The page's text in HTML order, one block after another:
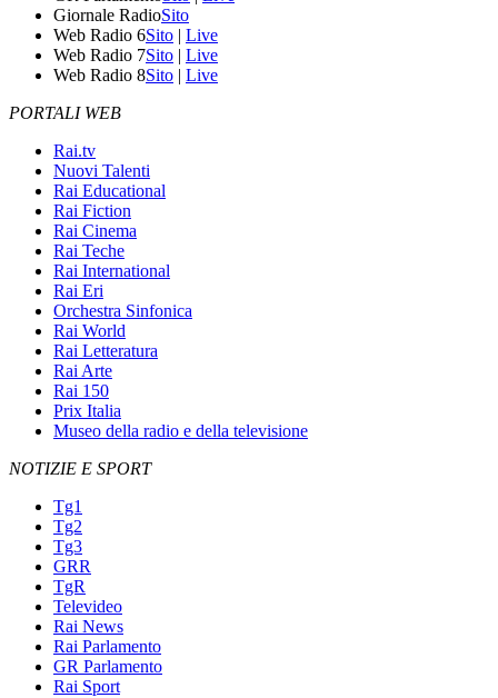
Giornale RadioSito
Web Radio 6Sito | Live
Web Radio 7Sito | Live
Web Radio 8Sito | Live
PORTALI WEB
Rai.tv
Nuovi Talenti
Rai Educational
Rai Fiction
Rai Cinema
Rai Teche
Rai International
Rai Eri
Orchestra Sinfonica
Rai World
Rai Letteratura
Rai Arte
Rai 150
Prix Italia
Museo della radio e della televisione
NOTIZIE E SPORT
Tg1
Tg2
Tg3
GRR
TgR
Televideo
Rai News
Rai Parlamento
GR Parlamento
Rai Sport